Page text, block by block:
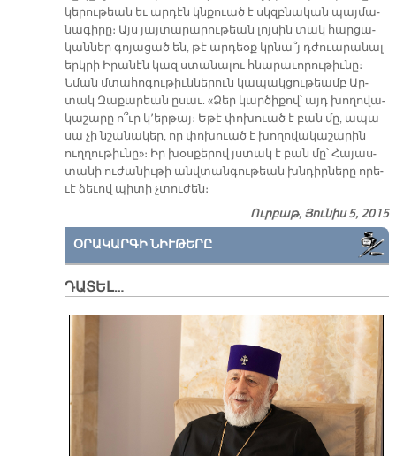
կե­րու­թեան եւ ար­դէն կնքուած է սկզբնա­կան պայ­մա­
նա­գի­րը։ Այս յայ­տա­րա­րու­թեան լոյ­սին տակ հար­ցա­
կան­ներ գո­յա­ցած են, թէ ար­դեօք կրնա՞յ դժուա­րա­նալ
երկ­րի Ի­րա­նէն կազ ստա­նա­լու հնա­րա­ւո­րու­թիւ­նը։
Նման մտա­հո­գու­թիւն­նե­րուն կա­պակ­ցու­թեամբ Ար­
տակ Զա­քա­րեան ը­սաւ. «Ձեր կար­ծի­քով՝ այդ խո­ղո­վա­
կա­շա­րը ո՞ւր կ՚եր­թայ։ Ե­թէ փո­խուած է բան մը, ա­պա
սա չի նշա­նա­կեր, որ փո­խուած է խո­ղո­վակա­շա­րին
ուղ­ղու­թիւ­նը»։ Իր խօս­քե­րով յստակ է բան մը՝ Հա­յաս­
տա­նի ու­ժա­նիւ­թի անվ­տան­գու­թեան խնդիր­նե­րը ո­րե­
ւէ ձե­ւով պի­տի չտու­ժեն։
Ուրբաթ, Յունիս 5, 2015
ՕՐԱԿԱՐԳԻ ՆԻՒԹԵՐԸ
ԴԱՏԵԼ…